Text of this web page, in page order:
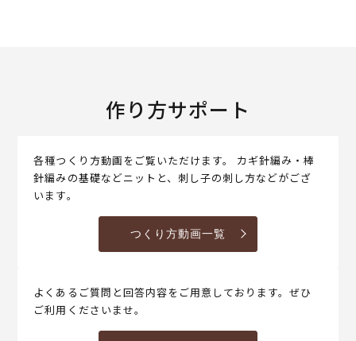
作り方サポート
各種つくり方動画をご覧いただけます。 カギ針編み・棒
針編みの基礎などニットと、刺し子の刺し方などがござ
います。
つくり方動画一覧
よくあるご質問と回答内容をご用意しております。ぜひ
ご利用くださいませ。